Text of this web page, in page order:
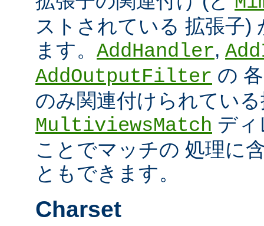
ストされている 拡張子)
ます。 AddHandler,
AddOutputFilter の
のみ関連付けられてい
MultiviewsMatch デ
ことでマッチの 処理に
ともできます。
Charset